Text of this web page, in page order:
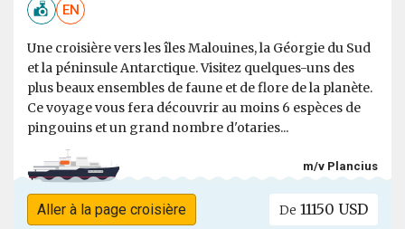
EN
Une croisière vers les îles Malouines, la Géorgie du Sud
et la péninsule Antarctique. Visitez quelques-uns des
plus beaux ensembles de faune et de flore de la planète.
Ce voyage vous fera découvrir au moins 6 espèces de
pingouins et un grand nombre d'otaries...
m/v Plancius
Aller à la page croisière De 11150 USD